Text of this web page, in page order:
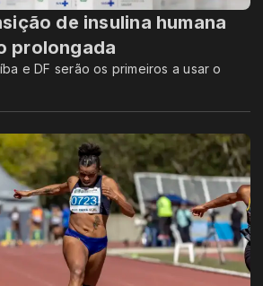
de insulina humana
prolongada
e DF serão os primeiros a usar o